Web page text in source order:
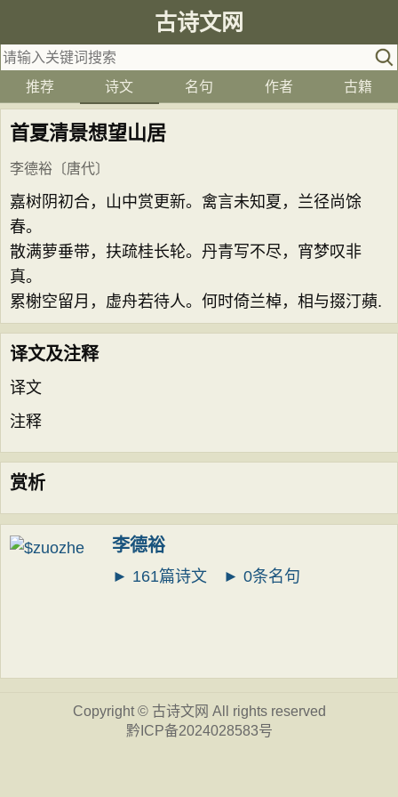
古诗文网
推荐 诗文 名句 作者 古籍
首夏清景想望山居
李德裕 〔唐代〕
嘉树阴初合，山中赏更新。禽言未知夏，兰径尚馀
春。
散满萝垂带，扶疏桂长轮。丹青写不尽，宵梦叹非
真。
累榭空留月，虚舟若待人。何时倚兰棹，相与掇汀蘋.
译文及注释
译文
注释
赏析
李德裕
► 161篇诗文 ► 0条名句
Copyright © 古诗文网 All rights reserved
黔ICP备2024028583号